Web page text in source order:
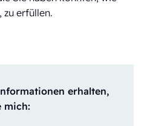
zu erfüllen.
erhalten,
mich: